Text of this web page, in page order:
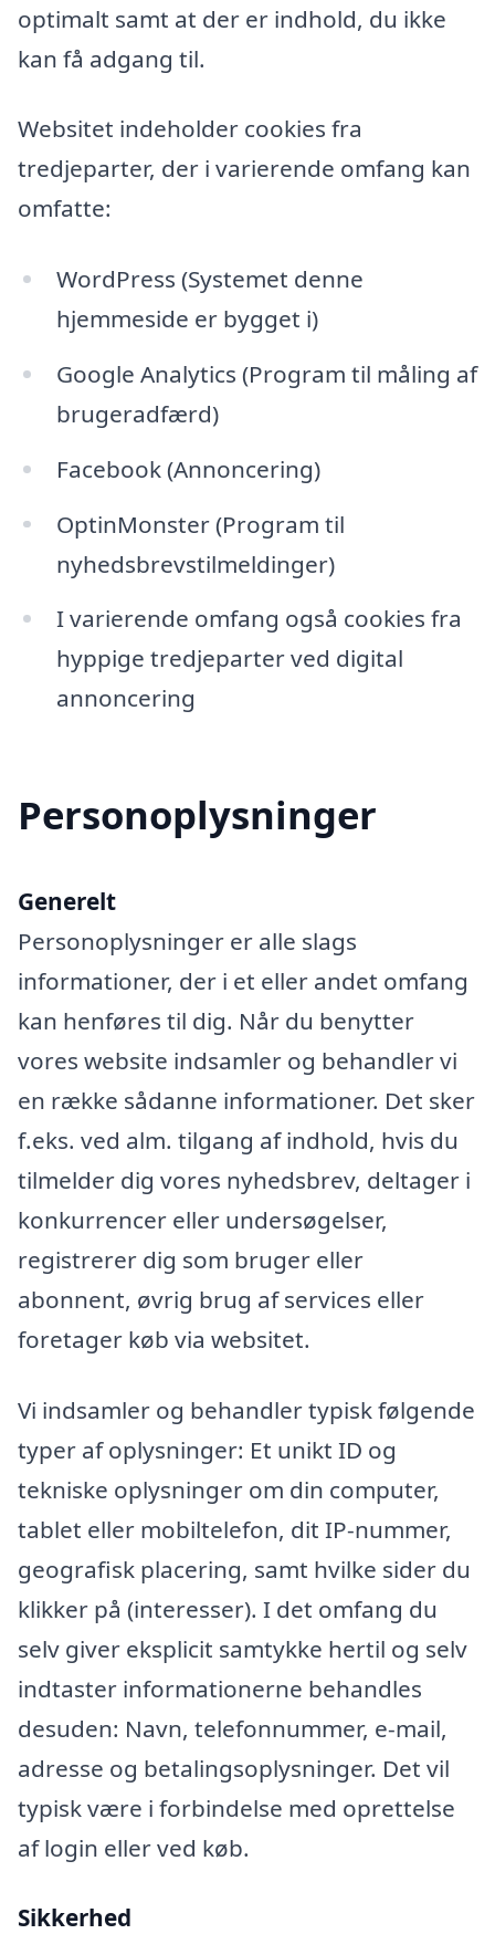
optimalt samt at der er indhold, du ikke
kan få adgang til.
Websitet indeholder cookies fra
tredjeparter, der i varierende omfang kan
omfatte:
WordPress (Systemet denne
hjemmeside er bygget i)
Google Analytics (Program til måling af
brugeradfærd)
Facebook (Annoncering)
OptinMonster (Program til
nyhedsbrevstilmeldinger)
I varierende omfang også cookies fra
hyppige tredjeparter ved digital
annoncering
Personoplysninger
Generelt
Personoplysninger er alle slags
informationer, der i et eller andet omfang
kan henføres til dig. Når du benytter
vores website indsamler og behandler vi
en række sådanne informationer. Det sker
f.eks. ved alm. tilgang af indhold, hvis du
tilmelder dig vores nyhedsbrev, deltager i
konkurrencer eller undersøgelser,
registrerer dig som bruger eller
abonnent, øvrig brug af services eller
foretager køb via websitet.
Vi indsamler og behandler typisk følgende
typer af oplysninger: Et unikt ID og
tekniske oplysninger om din computer,
tablet eller mobiltelefon, dit IP-nummer,
geografisk placering, samt hvilke sider du
klikker på (interesser). I det omfang du
selv giver eksplicit samtykke hertil og selv
indtaster informationerne behandles
desuden: Navn, telefonnummer, e-mail,
adresse og betalingsoplysninger. Det vil
typisk være i forbindelse med oprettelse
af login eller ved køb.
Sikkerhed